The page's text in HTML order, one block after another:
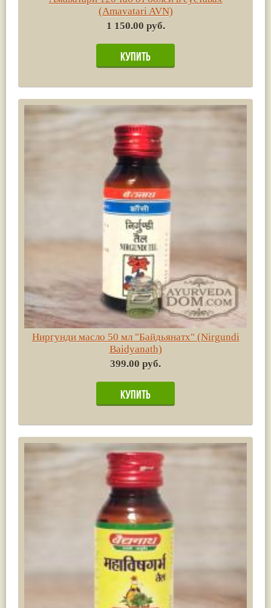
(Amavatari AVN)
1 150.00 руб.
Ниргунди масло 50 мл "Байдьянатх" (Nirgundi
Baidyanath)
399.00 руб.